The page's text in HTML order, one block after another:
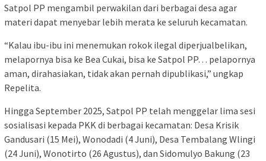
Satpol PP mengambil perwakilan dari berbagai desa agar
materi dapat menyebar lebih merata ke seluruh kecamatan.
“Kalau ibu-ibu ini menemukan rokok ilegal diperjualbelikan,
melapornya bisa ke Bea Cukai, bisa ke Satpol PP… pelapornya
aman, dirahasiakan, tidak akan pernah dipublikasi,” ungkap
Repelita.
Hingga September 2025, Satpol PP telah menggelar lima sesi
sosialisasi kepada PKK di berbagai kecamatan: Desa Krisik
Gandusari (15 Mei), Wonodadi (4 Juni), Desa Tembalang Wlingi
(24 Juni), Wonotirto (26 Agustus), dan Sidomulyo Bakung (23